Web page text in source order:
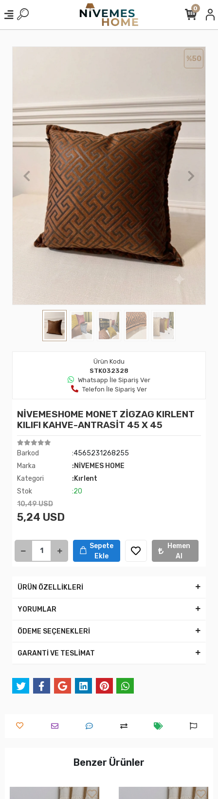
0
%50
Ürün Kodu
STK032328
Whatsapp İle Sipariş Ver
Telefon İle Sipariş Ver
NİVEMESHOME MONET ZİGZAG KIRLENT
KILIFI KAHVE-ANTRASİT 45 X 45
Barkod
:4565231268255
Marka
:NİVEMES HOME
Kategori
:Kırlent
Stok
:20
10,49 USD
5,24 USD
Sepete
Ekle
Hemen
Al
ÜRÜN ÖZELLİKLERİ
YORUMLAR
ÖDEME SEÇENEKLERİ
GARANTİ VE TESLİMAT
Benzer Ürünler